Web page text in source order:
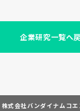
企業研究一覧へ
株式会社バンダイナムコ